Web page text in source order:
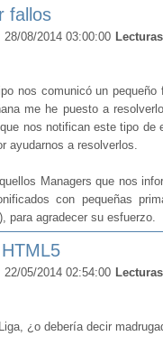
fallos
28/08/2014 03:00:00 Lecturas
nos comunicó un
me he puesto a
nos notifican este tipo
ayudarnos a resolverlos.
Managers que nos
con pequeñas
para agradecer su esfuerzo.
22/05/2014 02:54:00 Lecturas
¿o debería decir